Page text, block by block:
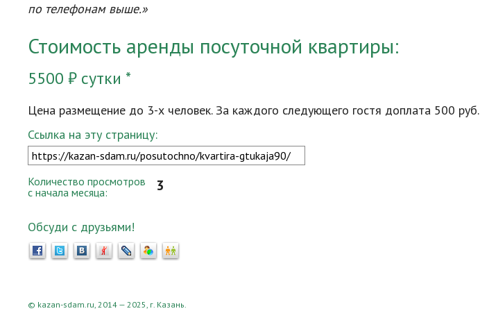
по телефонам выше.»
Стоимость аренды посуточной квартиры:
5500 ₽ сутки *
Цена размещение до 3-х человек. За каждого следующего гостя доплата 500 руб.
Ссылка на эту страницу:
Количество просмотров
с начала месяца:
3
Обсуди с друзьями!
© kazan-sdam.ru, 2014 — 2025, г. Казань.